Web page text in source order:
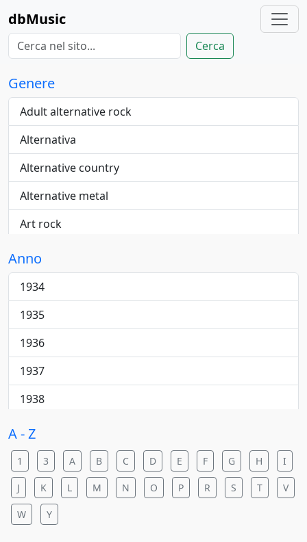
dbMusic
Cerca
Genere
Adult alternative rock
Alternativa
Alternative country
Alternative metal
Art rock
Blues
Cantautore
College rock
Country
Country pop
Dance
Dance pop
Dance rock
Anno
1934
1935
1936
1937
1938
1940
1941
1942
1943
A - Z
1 3 A B C D E F G H I
J K L M N O P R S T V
W Y